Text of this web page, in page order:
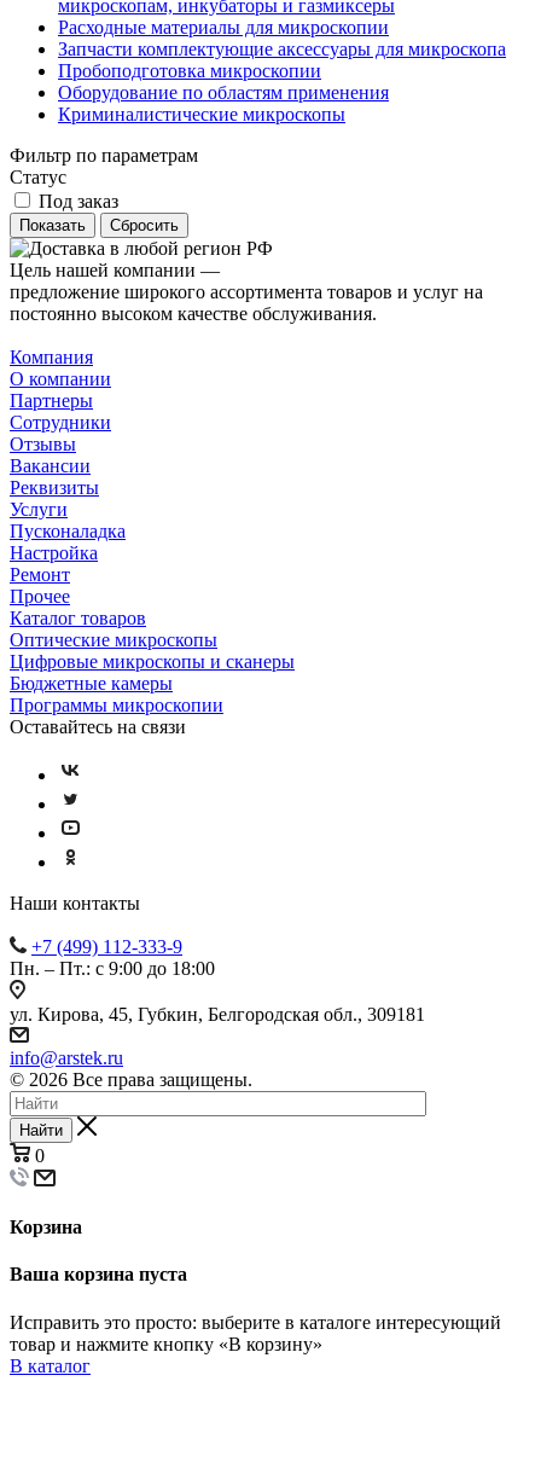
микроскопам, инкубаторы и газмиксеры
Расходные материалы для микроскопии
Запчасти комплектующие аксессуары для микроскопа
Пробоподготовка микроскопии
Оборудование по областям применения
Криминалистические микроскопы
Фильтр по параметрам
Статус
Под заказ
Сбросить
Цель нашей компании —
предложение широкого ассортимента товаров и услуг на
постоянно высоком качестве обслуживания.
Компания
О компании
Партнеры
Сотрудники
Отзывы
Вакансии
Реквизиты
Услуги
Пусконаладка
Настройка
Ремонт
Прочее
Каталог товаров
Оптические микроскопы
Цифровые микроскопы и сканеры
Бюджетные камеры
Программы микроскопии
Оставайтесь на связи
Наши контакты
+7 (499) 112-333-9
Пн. – Пт.: с 9:00 до 18:00
ул. Кирова, 45, Губкин, Белгородская обл., 309181
info@arstek.ru
© 2026 Все права защищены.
Найти
0
Корзина
Ваша корзина пуста
Исправить это просто: выберите в каталоге интересующий
товар и нажмите кнопку «В корзину»
В каталог